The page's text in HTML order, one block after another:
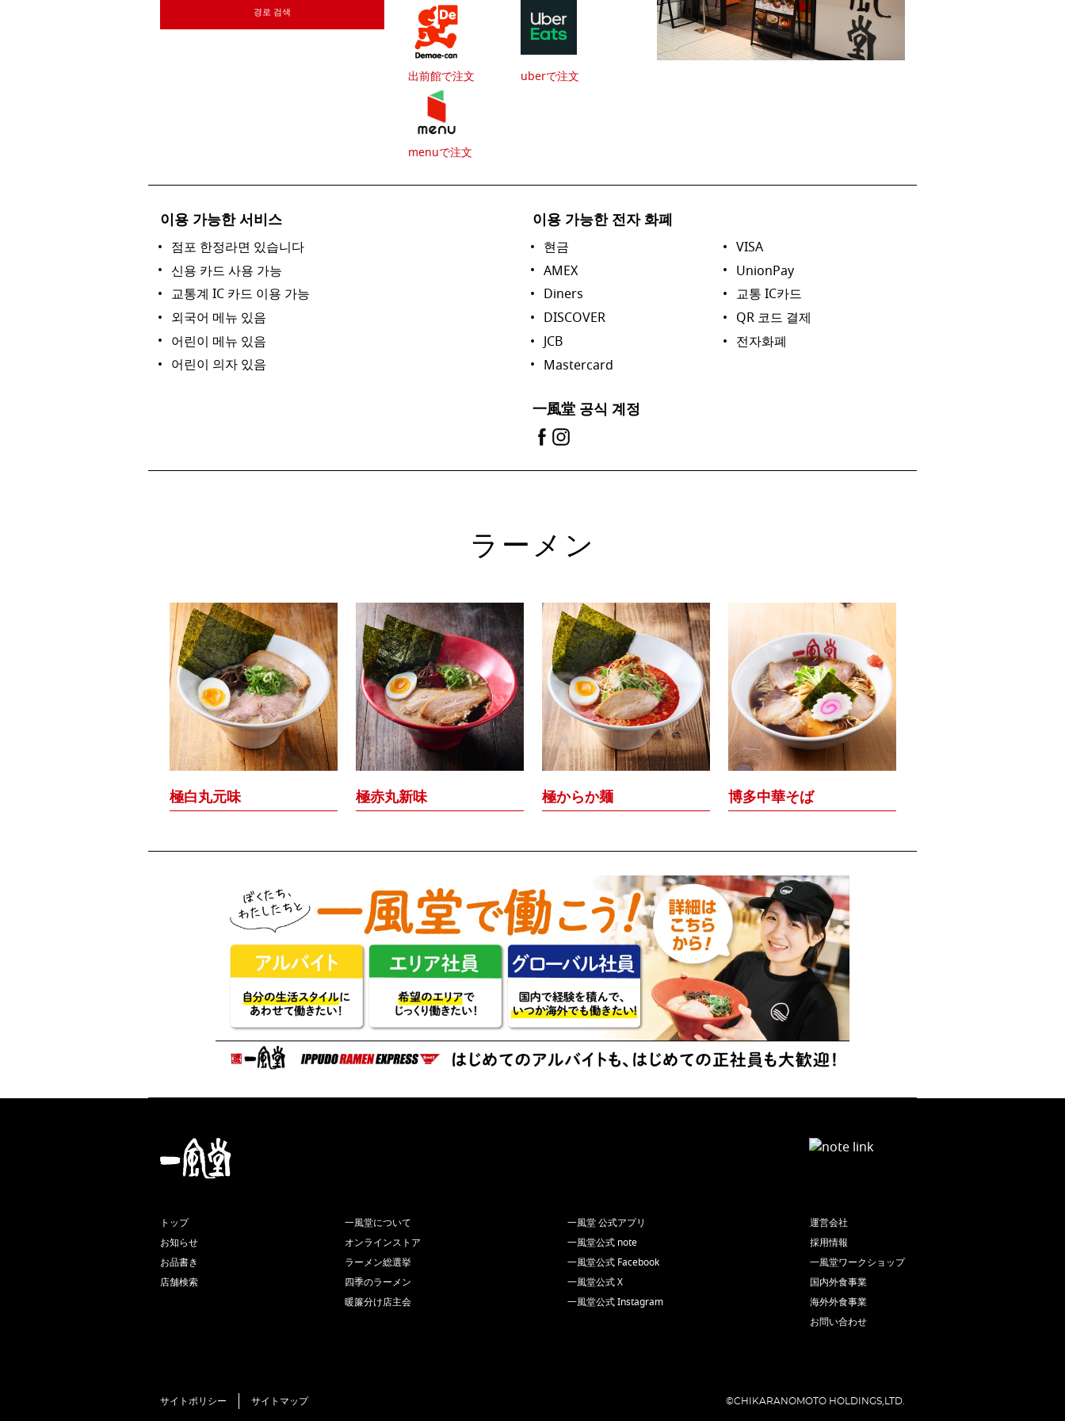
경로 검색
出前館で注文 uberで注文
menuで注文
이용 가능한 서비스
점포 한정라면 있습니다
신용 카드 사용 가능
교통계 IC 카드 이용 가능
외국어 메뉴 있음
어린이 메뉴 있음
어린이 의자 있음
이용 가능한 전자 화폐
현금
AMEX
Diners
DISCOVER
JCB
Mastercard
VISA
UnionPay
교통 IC카드
QR 코드 결제
전자화폐
一風堂 공식 계정
ラーメン
極白丸元味 極赤丸新味 極からか麺 博多中華そば
トップ
お知らせ
お品書き
店舗検索
一風堂について
オンラインストア
ラーメン総選挙
四季のラーメン
暖簾分け店主会
一風堂 公式アプリ
一風堂公式 note
一風堂公式 Facebook
一風堂公式 X
一風堂公式 Instagram
運営会社
採用情報
一風堂ワークショップ
国内外食事業
海外外食事業
お問い合わせ
サイトポリシー サイトマップ ©CHIKARANOMOTO HOLDINGS,LTD.